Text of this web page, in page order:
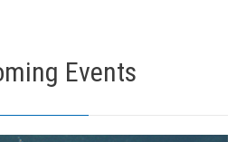
Events